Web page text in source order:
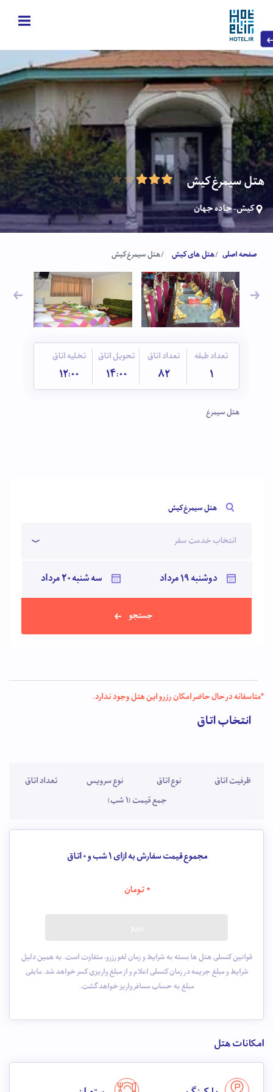
هتل سیمرغ کیش
کیش- جاده جهان
صفحه اصلی هتل های کیش هتل سیمرغ کیش
هتل سیمرغ
تعداد طبقه
1
تعداد اتاق
82
تحویل اتاق
14:00
تخلیه اتاق
12:00
هتل سیمرغ کیش
انتخاب خدمت سفر
جستجو
*متاسفانه در حال حاضر امکان رزرو این هتل وجود ندارد.
انتخاب اتاق
ظرفیت اتاق نوع اتاق نوع سرویس
تعداد اتاق
جمع قیمت (1 شب)
مجموع قیمت سفارش به ازای 1 شب و 0اتاق
0تومان
قوانین کنسلی هتل ها بسته به شرایط و زمان لغو رزرو، متفاوت است. به همین دلیل
شرایط و مبلغ جریمه در زمان کنسلی اعلام و از مبلغ واریزی کسر خواهد شد. مابقی
مبلغ به حساب مسافر واریز خواهد گشت.
امکانات هتل